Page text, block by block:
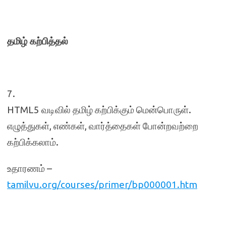
தமிழ் கற்பித்தல்
7.
HTML5 வடிவில் தமிழ் கற்பிக்கும் மென்பொருள்.
எழுத்துகள், எண்கள், வார்த்தைகள் போன்றவற்றை
கற்பிக்கலாம்.
உதாரணம் –
tamilvu.org/courses/primer/bp000001.htm